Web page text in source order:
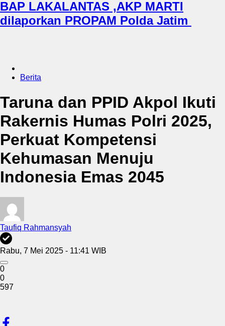
BAP LAKALANTAS ,AKP MARTI
dilaporkan PROPAM Polda Jatim
Berita
Taruna dan PPID Akpol Ikuti
Rakernis Humas Polri 2025,
Perkuat Kompetensi
Kehumasan Menuju
Indonesia Emas 2045
Taufiq Rahmansyah
Rabu, 7 Mei 2025 - 11:41 WIB
0
0
597